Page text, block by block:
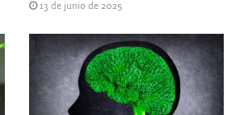
13 de junio de 2025